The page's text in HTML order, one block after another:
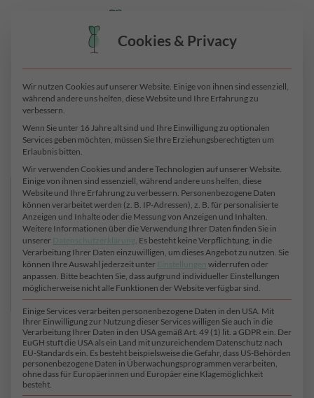
START / JERSEY / POLYESTER-ELASTAN
SEIDENJERSEY
Filter
Farbe
Muster
Material
Stoffart
Im Angebot Show out of stock products
Polyester-Elastan Seidenjersey
Ein unglaublich leichter, elastischer Stoff mit seidig-
Cookies & Privacy
Wir nutzen Cookies auf unserer Website. Einige von ihnen sind essenziell,
während andere uns helfen, diese Website und Ihre Erfahrung zu
verbessern.
Wenn Sie unter 16 Jahre alt sind und Ihre Einwilligung zu optionalen
Services geben möchten, müssen Sie Ihre Erziehungsberechtigten um
Erlaubnis bitten.
Wir verwenden Cookies und andere Technologien auf unserer Website.
Einige von ihnen sind essenziell, während andere uns helfen, diese
Website und Ihre Erfahrung zu verbessern. Personenbezogene Daten
können verarbeitet werden (z. B. IP-Adressen), z. B. für personalisierte
Anzeigen und Inhalte oder die Messung von Anzeigen und Inhalten.
Weitere Informationen über die Verwendung Ihrer Daten finden Sie in
unserer Datenschutzerklärung. Es besteht keine Verpflichtung, in die
Verarbeitung Ihrer Daten einzuwilligen, um dieses Angebot zu nutzen. Sie
können Ihre Auswahl jederzeit unter Einstellungen widerrufen oder
anpassen. Bitte beachten Sie, dass aufgrund individueller Einstellungen
möglicherweise nicht alle Funktionen der Website verfügbar sind.
Einige Services verarbeiten personenbezogene Daten in den USA. Mit
Ihrer Einwilligung zur Nutzung dieser Services willigen Sie auch in die
Verarbeitung Ihrer Daten in den USA gemäß Art. 49 (1) lit. a GDPR ein. Der
EuGH stuft die USA als ein Land mit unzureichendem Datenschutz nach
EU-Standards ein. Es besteht beispielsweise die Gefahr, dass US-Behörden
personenbezogene Daten in Überwachungsprogrammen verarbeiten,
ohne dass für Europäerinnen und Europäer eine Klagemöglichkeit
besteht.